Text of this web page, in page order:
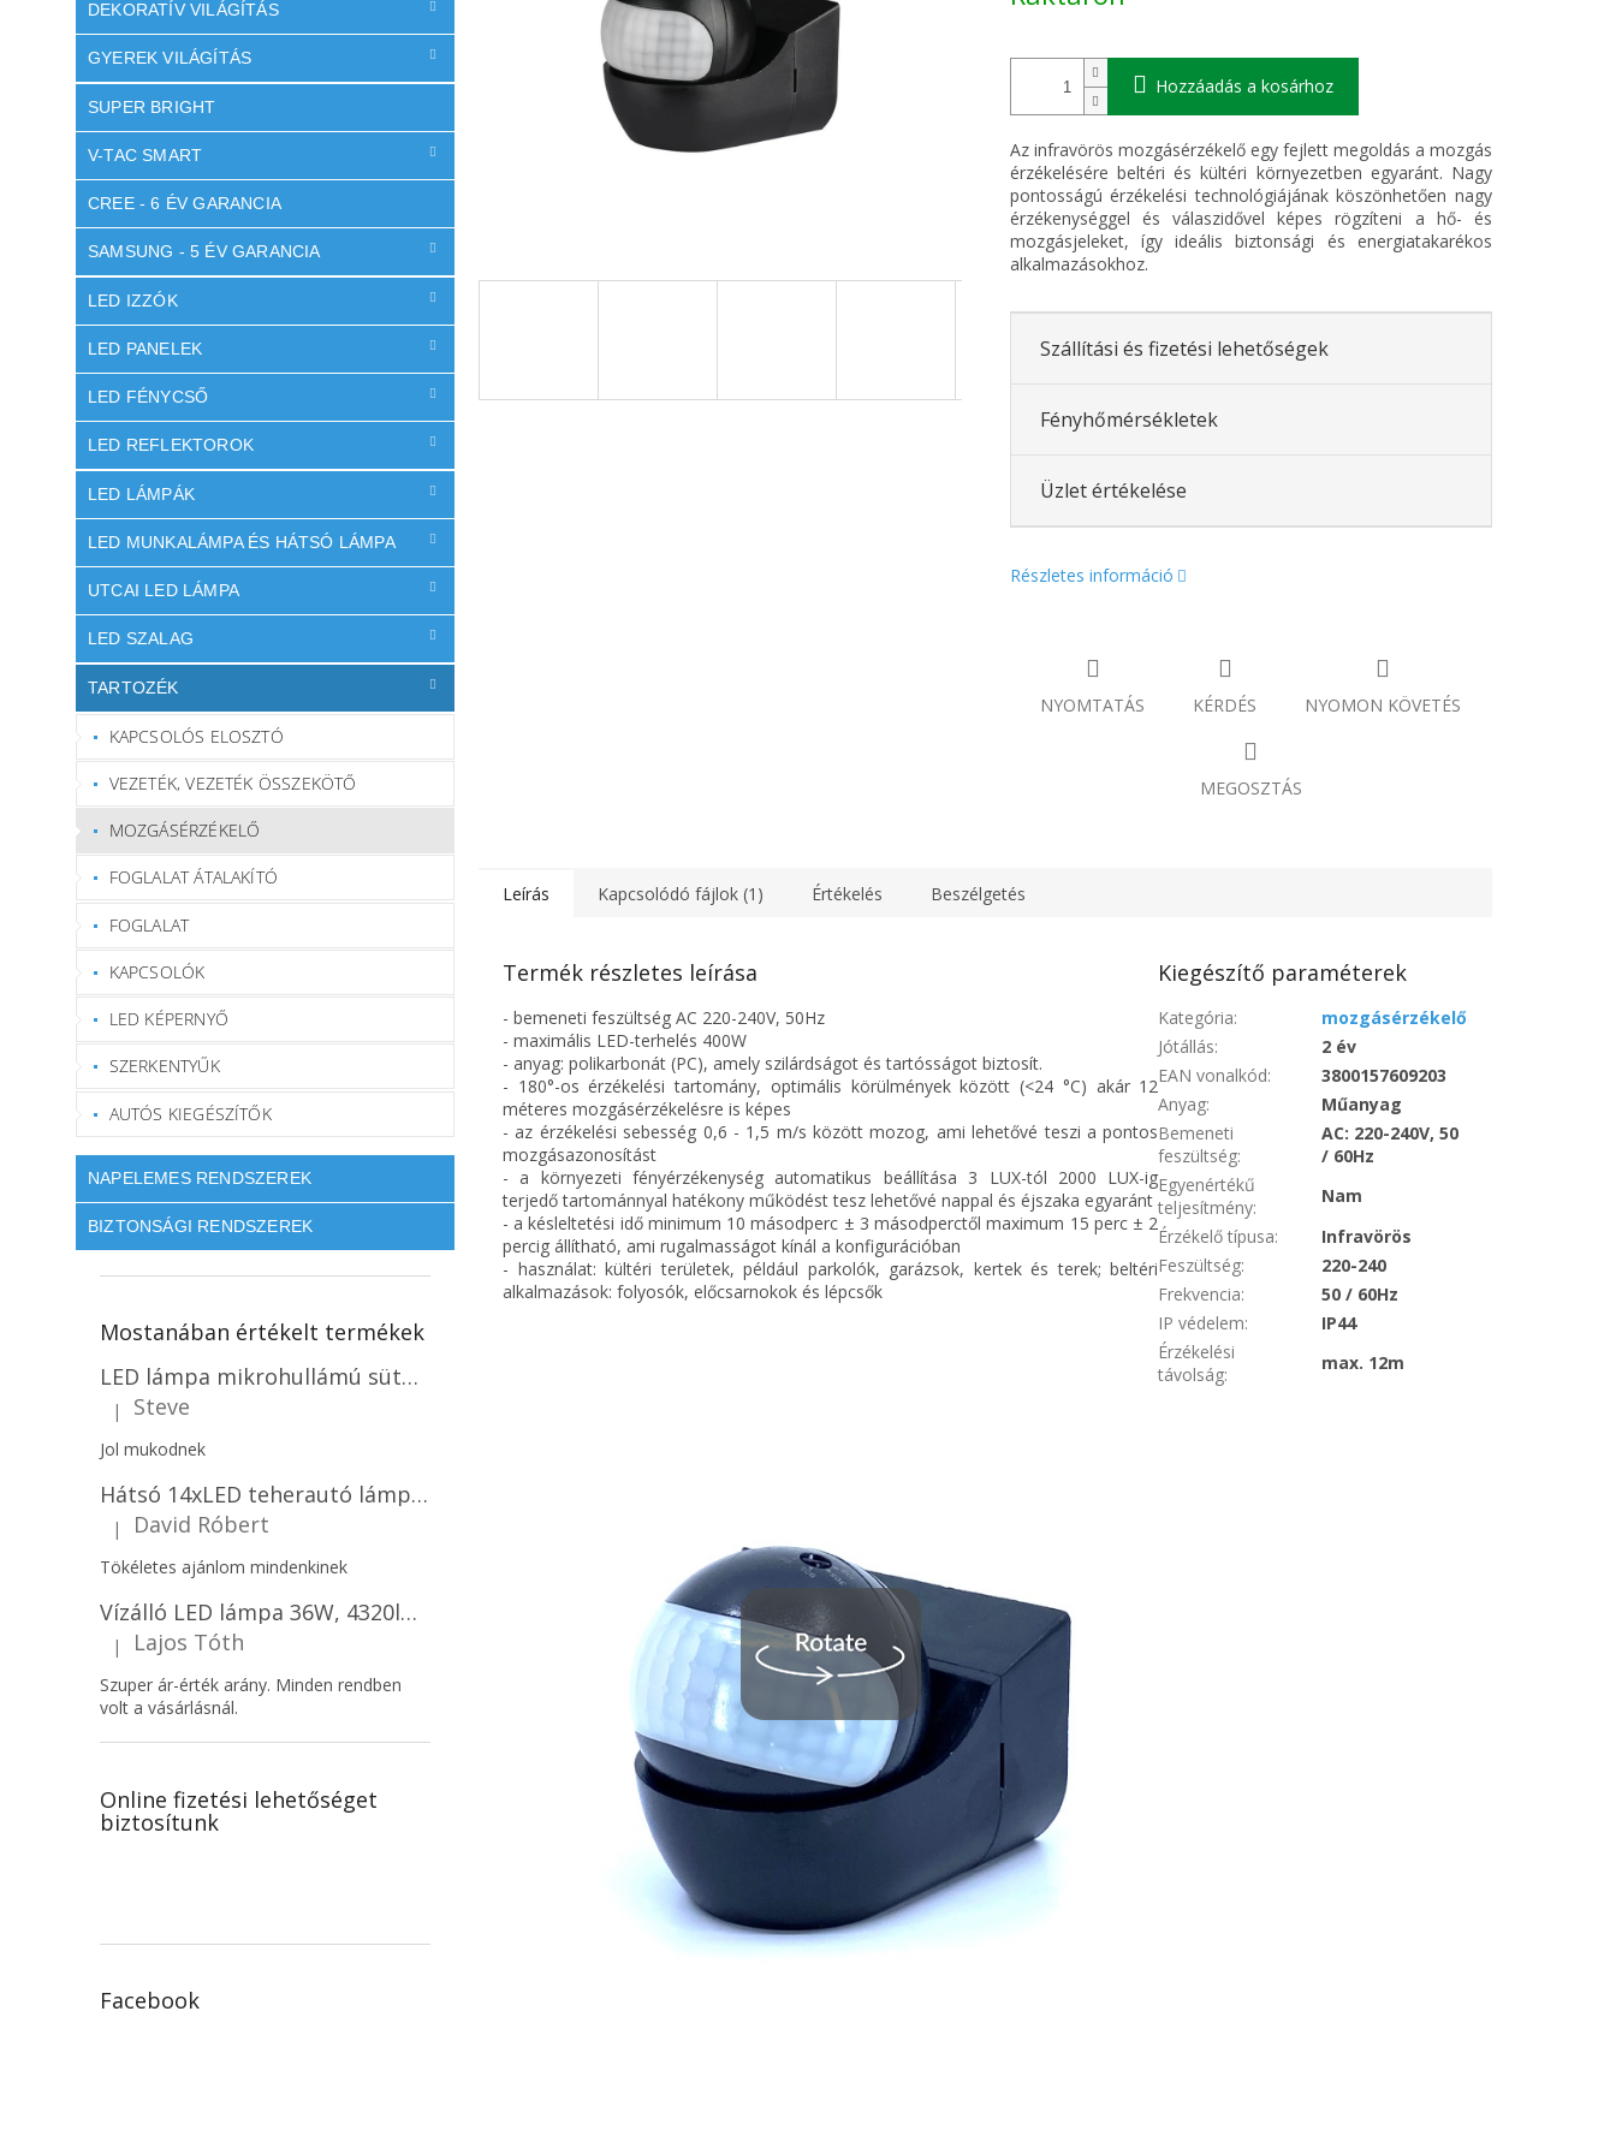
DEKORATÍV VILÁGÍTÁS
GYEREK VILÁGÍTÁS
SUPER BRIGHT
V-TAC SMART
CREE - 6 ÉV GARANCIA
SAMSUNG - 5 ÉV GARANCIA
LED IZZÓK
LED PANELEK
LED FÉNYCSŐ
LED REFLEKTOROK
LED LÁMPÁK
LED MUNKALÁMPA ÉS HÁTSÓ LÁMPA
UTCAI LED LÁMPA
LED SZALAG
TARTOZÉK
KAPCSOLÓS ELOSZTÓ
VEZETÉK, VEZETÉK ÖSSZEKÖTŐ
MOZGÁSÉRZÉKELŐ
FOGLALAT ÁTALAKÍTÓ
FOGLALAT
KAPCSOLÓK
LED KÉPERNYŐ
SZERKENTYŰK
AUTÓS KIEGÉSZÍTŐK
NAPELEMES RENDSZEREK
BIZTONSÁGI RENDSZEREK
Mostanában értékelt termékek
LED lámpa mikrohullámú sütővel és fényérzékelővel 18W, 1830lm, IP44, 4000K, kerek, fehér keret/2-PACK!
A termék értékelése 5-ből 5 csillag.
| Steve
Jol mukodnek
Hátsó 14xLED teherautó lámpa, 12V, bal vagy jobb oldali vagy jobb oldali/2-PACK! [L1070-BL]
A termék értékelése 5-ből 5 csillag.
| David Róbert
Tökéletes ajánlom mindenkinek
Vízálló LED lámpa 36W, 4320lm (120lm/W), IP65, 120cm, 5+7 gratis!
A termék értékelése 5-ből 5 csillag.
| Lajos Tóth
Szuper ár-érték arány. Minden rendben
volt a vásárlásnál.
Online fizetési lehetőséget
biztosítunk
Facebook
Hozzáadás a kosárhoz
Az infravörös mozgásérzékelő egy fejlett megoldás a mozgás
érzékelésére beltéri és kültéri környezetben egyaránt. Nagy
pontosságú érzékelési technológiájának köszönhetően nagy
érzékenységgel és válaszidővel képes rögzíteni a hő- és
mozgásjeleket, így ideális biztonsági és energiatakarékos
alkalmazásokhoz.
Szállítási és fizetési lehetőségek
Fényhőmérsékletek
Üzlet értékelése
Részletes információ
NYOMTATÁS KÉRDÉS NYOMON KÖVETÉS
MEGOSZTÁS
Leírás Kapcsolódó fájlok (1) Értékelés Beszélgetés
Termék részletes leírása
- bemeneti feszültség AC 220-240V, 50Hz
- maximális LED-terhelés 400W
- anyag: polikarbonát (PC), amely szilárdságot és tartósságot biztosít.
- 180°-os érzékelési tartomány, optimális körülmények között (<24 °C) akár 12
méteres mozgásérzékelésre is képes
- az érzékelési sebesség 0,6 - 1,5 m/s között mozog, ami lehetővé teszi a pontos
mozgásazonosítást
- a környezeti fényérzékenység automatikus beállítása 3 LUX-tól 2000 LUX-ig
terjedő tartománnyal hatékony működést tesz lehetővé nappal és éjszaka egyaránt
- a késleltetési idő minimum 10 másodperc ± 3 másodperctől maximum 15 perc ± 2
percig állítható, ami rugalmasságot kínál a konfigurációban
- használat: kültéri területek, például parkolók, garázsok, kertek és terek; beltéri
alkalmazások: folyosók, előcsarnokok és lépcsők
Kiegészítő paraméterek
Kategória:
mozgásérzékelő
Jótállás:
2 év
EAN vonalkód:
3800157609203
Anyag:
Műanyag
Bemeneti
feszültség:
AC: 220-240V, 50
/ 60Hz
Egyenértékű
teljesítmény:
Nam
Érzékelő típusa:
Infravörös
Feszültség:
220-240
Frekvencia:
50 / 60Hz
IP védelem:
IP44
Érzékelési
távolság:
max. 12m